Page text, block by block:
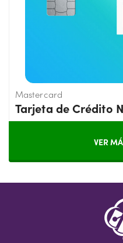
Mastercard
Tarjeta de Crédito
VER